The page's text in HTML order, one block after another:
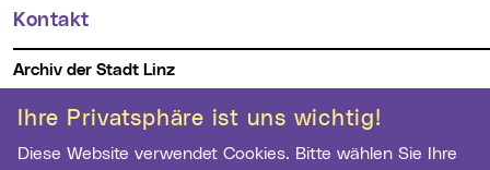
Ihre Privatsphäre ist uns wichtig!
Diese Website verwendet Cookies. Bitte wählen Sie Ihre
Weitere Informationen
Kontakt
Archiv der Stadt Linz
4041 Linz
Telefon:
+43 732 7070 2973